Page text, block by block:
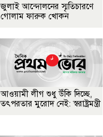
জুলাই আন্দোলনের স্মৃতিচারণে
গোলাম ফারুক খোকন
আওয়ামী লীগ শুধু উঁকি দিচ্ছে,
তৎপরতার মুরোদ নেই: স্বরাষ্ট্রমন্ত্রী